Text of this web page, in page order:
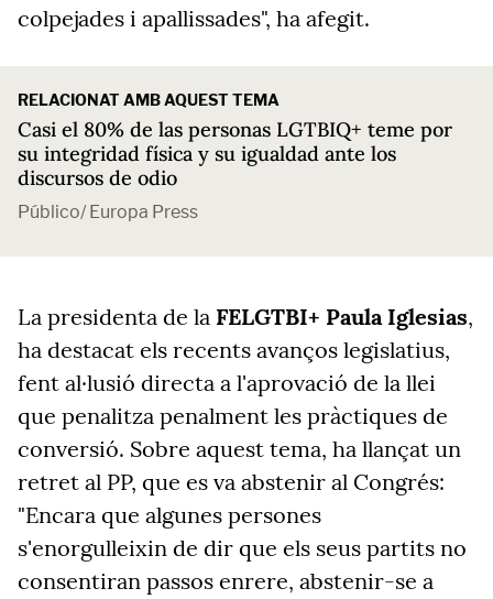
colpejades i apallissades", ha afegit.
RELACIONAT AMB AQUEST TEMA
Casi el 80% de las personas LGTBIQ+ teme por
su integridad física y su igualdad ante los
discursos de odio
Público/ Europa Press
La presidenta de la FELGTBI+ Paula Iglesias,
ha destacat els recents avanços legislatius,
fent al·lusió directa a l'aprovació de la llei
que penalitza penalment les pràctiques de
conversió. Sobre aquest tema, ha llançat un
retret al PP, que es va abstenir al Congrés:
"Encara que algunes persones
s'enorgulleixin de dir que els seus partits no
consentiran passos enrere, abstenir-se a